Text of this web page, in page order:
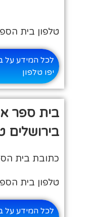
טלפון בית הספר: 03-
לכל המידע על
יפו טלפון
בית ספר
בירושלים
כתובת בית
טלפון בית הספר: 02-
לכל המידע על